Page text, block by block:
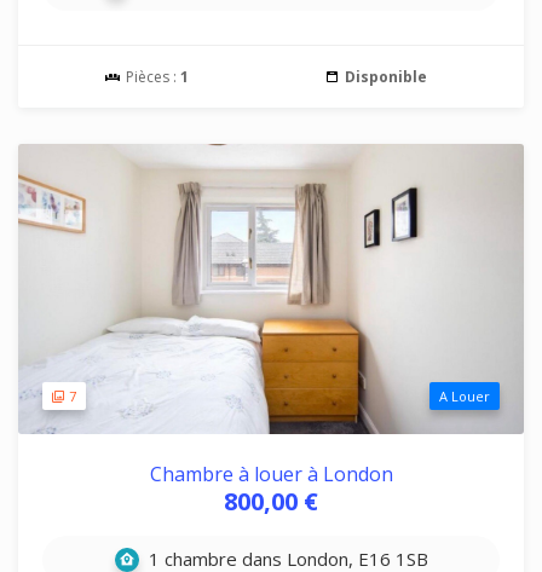
Pièces : 1 Disponible
7 A Louer
Chambre à louer à London
800,00 €
1 chambre dans London, E16 1SB